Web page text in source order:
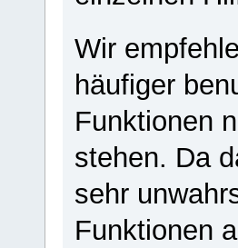
Wir
häufiger
Funktionen
stehen. Da
sehr
Funktionen